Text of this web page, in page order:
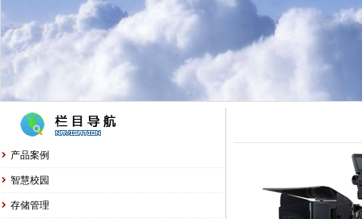
产品案例
智慧校园
存储管理